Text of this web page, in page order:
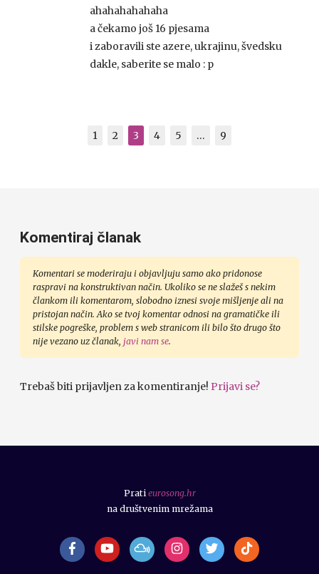
ahahahahahaha
a čekamo još 16 pjesama
i zaboravili ste azere, ukrajinu, švedsku
dakle, saberite se malo : p
1 2 3 4 5 … 9
Komentiraj članak
Komentari se moderiraju i objavljuju samo ako pridonose
raspravi na konstruktivan način. Ukoliko se ne slažeš s nekim
člankom ili komentarom, slobodno iznesi svoje mišljenje ali na
pristojan način. Ako se tvoj komentar odnosi na gramatičke ili
stilske pogreške, problem s web stranicom ili bilo što drugo što
nije vezano uz članak, javi nam se.
Trebaš biti prijavljen za komentiranje! Prijavi se?
Prati eurosong.hr
na društvenim mrežama